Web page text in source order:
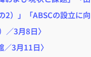
2）」「ABSCの設立に向
／3月8日〉
3月11日〉